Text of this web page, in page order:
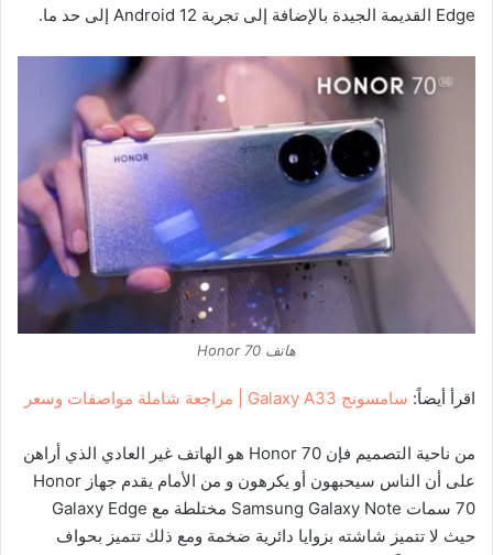
Edge القديمة الجيدة بالإضافة إلى تجربة Android 12 إلى حد ما.
هاتف Honor 70
اقرأ أيضاً: سامسونج Galaxy A33 | مراجعة شاملة مواصفات وسعر
من ناحية التصميم فإن Honor 70 هو الهاتف غير العادي الذي أراهن
على أن الناس سيحبهون أو يكرهون و من الأمام يقدم جهاز Honor
70 سمات Samsung Galaxy Note مختلطة مع Galaxy Edge
حيث لا تتميز شاشته بزوايا دائرية ضخمة ومع ذلك تتميز بحواف